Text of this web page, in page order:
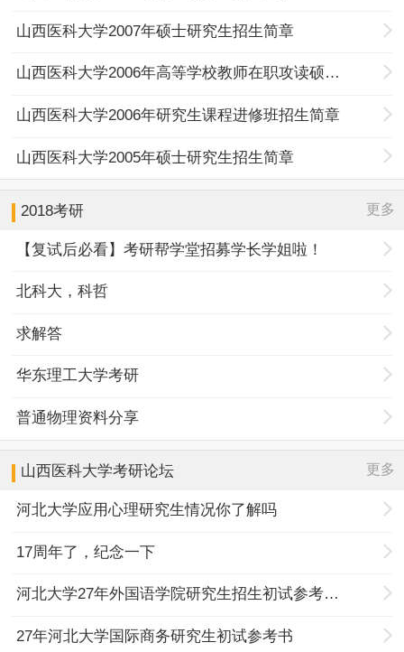
山西医科大学2007年硕士研究生招生简章
山西医科大学2006年高等学校教师在职攻读硕士学位招生简章
山西医科大学2006年研究生课程进修班招生简章
山西医科大学2005年硕士研究生招生简章
2018考研 更多
【复试后必看】考研帮学堂招募学长学姐啦！
北科大，科哲
求解答
华东理工大学考研
普通物理资料分享
山西医科大学考研论坛 更多
河北大学应用心理研究生情况你了解吗
17周年了，纪念一下
河北大学27年外国语学院研究生招生初试参考书目调整
27年河北大学国际商务研究生初试参考书